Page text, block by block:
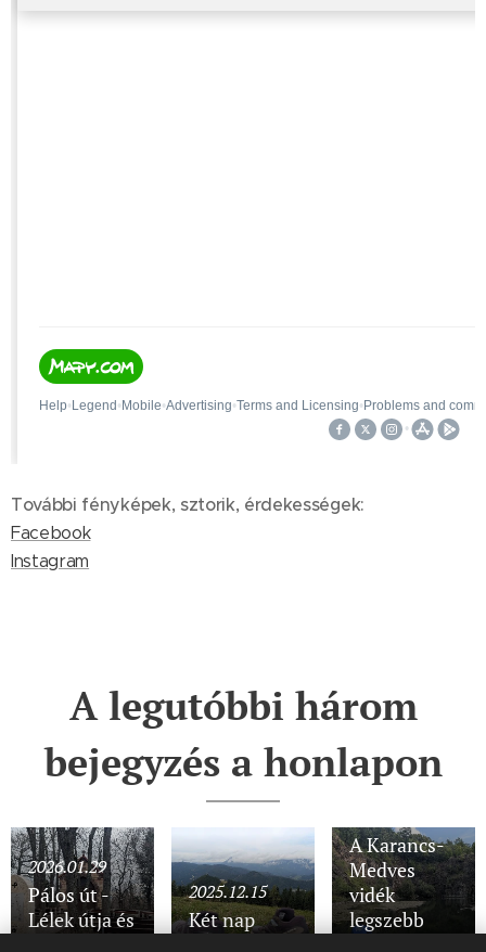
További fényképek, sztorik, érdekességek:
Facebook
Instagram
A legutóbbi három
bejegyzés a honlapon
2026.01.29
Pálos út -
Lélek útja és
2025.12.15
Két nap
A Karancs-
Medves
vidék
legszebb